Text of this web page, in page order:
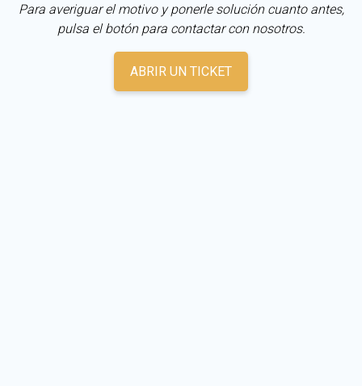
Para averiguar el motivo y ponerle solución cuanto antes,
pulsa el botón para contactar con nosotros.
ABRIR UN TICKET